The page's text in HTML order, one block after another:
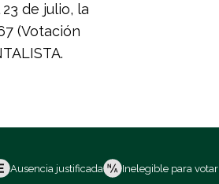
de julio, la
(Votación
Ausencia justificada Inelegible para votar